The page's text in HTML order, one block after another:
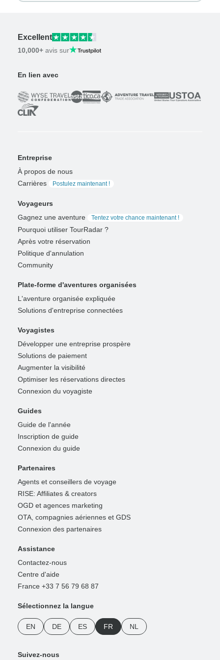
Excellent
10,000+ avis sur
En lien avec
Entreprise
À propos de nous
Carrières
Postulez maintenant !
Voyageurs
Gagnez une aventure
Tentez votre chance maintenant !
Pourquoi utiliser TourRadar ?
Après votre réservation
Politique d'annulation
Community
Plate-forme d'aventures organisées
L'aventure organisée expliquée
Solutions d'entreprise connectées
Voyagistes
Développer une entreprise prospère
Solutions de paiement
Augmenter la visibilité
Optimiser les réservations directes
Connexion du voyagiste
Guides
Guide de l'année
Inscription de guide
Connexion du guide
Partenaires
Agents et conseillers de voyage
RISE: Affiliates & creators
OGD et agences marketing
OTA, compagnies aériennes et GDS
Connexion des partenaires
Assistance
Contactez-nous
Centre d'aide
France +33 7 56 79 68 87
Sélectionnez la langue
EN DE ES FR NL
Suivez-nous